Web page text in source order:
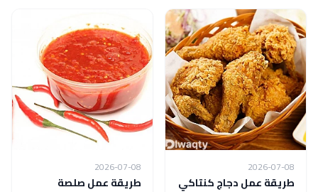
2026-07-08
طريقة عمل دجاج كنتاكي
2026-07-08
طريقة عمل صلصة